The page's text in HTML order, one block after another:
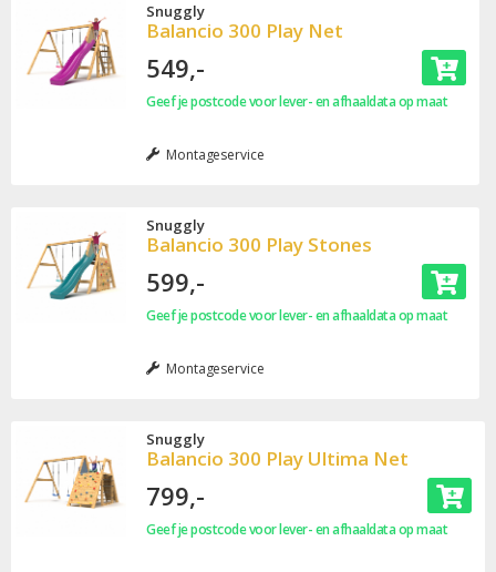
Snuggly
Balancio 300 Play Net
549,-
Geef je postcode voor lever- en afhaaldata op maat
Montageservice
Snuggly
Balancio 300 Play Stones
599,-
Geef je postcode voor lever- en afhaaldata op maat
Montageservice
Snuggly
Balancio 300 Play Ultima Net
799,-
Geef je postcode voor lever- en afhaaldata op maat